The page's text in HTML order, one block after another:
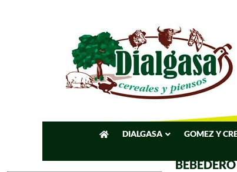
DIALGASA GOMEZ Y